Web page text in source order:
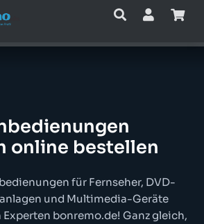
online bestellen
für Fernseher, DVD-
und Multimedia-Geräte
bonremo.de! Ganz gleich,